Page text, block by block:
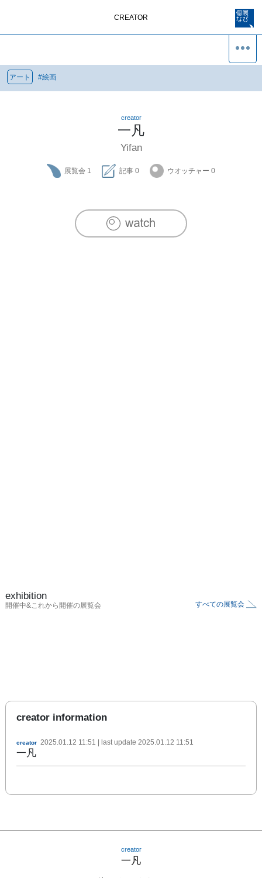
CREATOR
アート #絵画
creator
一凡
Yifan
展覧会 1 記事 0 ウオッチャー 0
exhibition
開催中&これから開催の展覧会 すべての展覧会
creator information
creator 2025.01.12 11:51 | last update 2025.01.12 11:51
一凡
creator
一凡